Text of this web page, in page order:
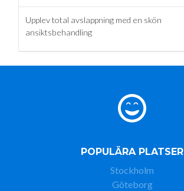
Upplev total avslappning med en skön
ansiktsbehandling
POPULÄRA PLATSER
Stockholm
Göteborg